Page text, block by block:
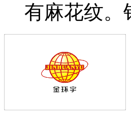
有麻花纹。